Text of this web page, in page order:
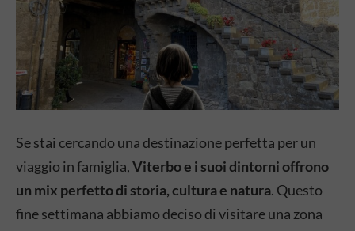
Se stai cercando una destinazione perfetta per un
viaggio in famiglia,Viterbo e i suoi dintorni offrono
un mix perfetto di storia, cultura e natura. Questo
fine settimana abbiamo deciso di visitare una zona